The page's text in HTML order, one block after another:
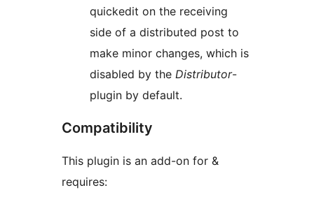
quickedit on the receiving
side of a distributed post to
make minor changes, which is
disabled by the Distributor-
plugin by default.
Compatibility
This plugin is an add-on for &
requires: